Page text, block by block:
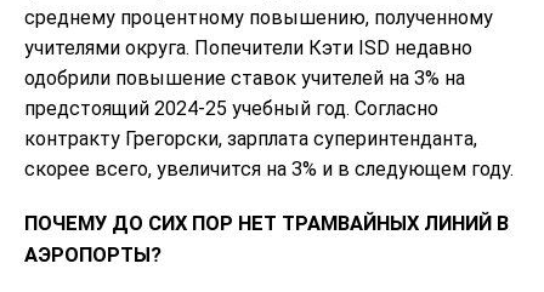
среднему процентному повышению, полученному
учителями округа. Попечители Кэти ISD недавно
одобрили повышение ставок учителей на 3% на
предстоящий 2024-25 учебный год. Согласно
контракту Грегорски, зарплата суперинтенданта,
скорее всего, увеличится на 3% и в следующем году.
ПОЧЕМУ ДО СИХ ПОР НЕТ ТРАМВАЙНЫХ ЛИНИЙ В
АЭРОПОРТЫ?